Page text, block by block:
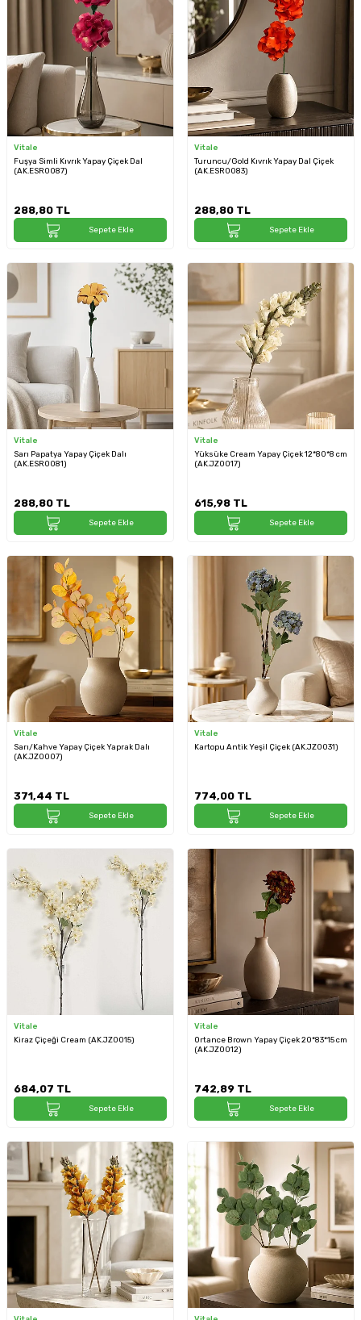
Vitale
Fuşya Simli Kıvrık Yapay Çiçek Dal
(AK.ESR0087)
288,80 TL
Sepete Ekle
Vitale
Turuncu/Gold Kıvrık Yapay Dal Çiçek
(AK.ESR0083)
288,80 TL
Sepete Ekle
Vitale
Sarı Papatya Yapay Çiçek Dalı
(AK.ESR0081)
288,80 TL
Sepete Ekle
Vitale
Yüksüke Cream Yapay Çiçek 12*80*8 cm
(AK.JZ0017)
615,98 TL
Sepete Ekle
Vitale
Sarı/Kahve Yapay Çiçek Yaprak Dalı
(AK.JZ0007)
371,44 TL
Sepete Ekle
Vitale
Kartopu Antik Yeşil Çiçek (AK.JZ0031)
774,00 TL
Sepete Ekle
Vitale
Kiraz Çiçeği Cream (AK.JZ0015)
684,07 TL
Sepete Ekle
Vitale
Ortance Brown Yapay Çiçek 20*83*15 cm
(AK.JZ0012)
742,89 TL
Sepete Ekle